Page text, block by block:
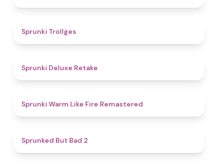
Sprunki Trollges
Sprunki Deluxe Retake
Sprunki Warm Like Fire Remastered
Sprunked But Bad 2